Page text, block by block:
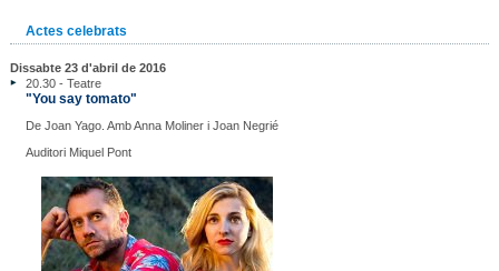
Actes celebrats
Dissabte 23 d'abril de 2016
20.30 - Teatre
"You say tomato"
De Joan Yago. Amb Anna Moliner i Joan Negrié
Auditori Miquel Pont